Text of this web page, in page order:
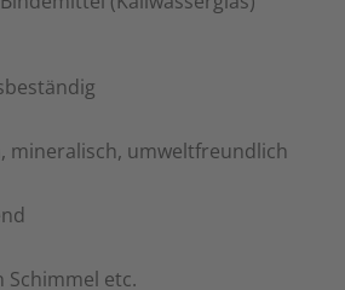
mineralisch, umweltfreundlich
Schimmel etc.